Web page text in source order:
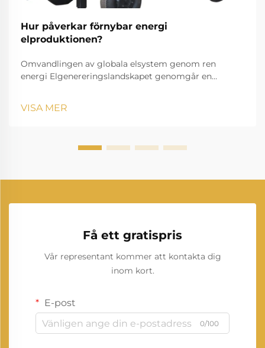
Hur påverkar förnybar energi
elproduktionen?
Omvandlingen av globala elsystem genom ren
energi Elgenereringslandskapet genomgår en
konsumerar el på. Denna förändring representerar en
VISA MER
Få ett gratispris
Vår representant kommer att kontakta dig
inom kort.
E-post
0/100